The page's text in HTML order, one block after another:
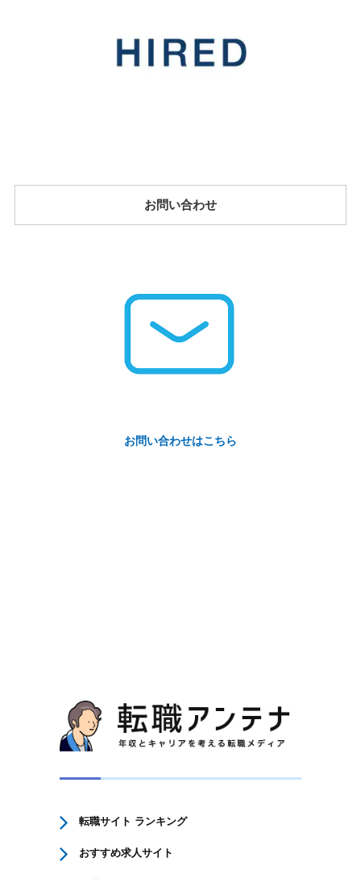
お問い合わせ
お問い合わせはこちら
転職サイト ランキング
おすすめ求人サイト